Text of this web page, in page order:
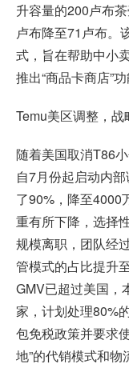
升容量的200卢布
卢布降至71卢布。
式，旨在帮助中小
推出“商品卡商店”
Temu美区调整，
随着美国取消T86
自7月份起启动内
了90%，降至4000
重有所下降，选择
规模离职，团队经
管模式的占比提升
GMV已超过美国，
家，计划处理80%
包免税政策并要求
地”的代销模式和